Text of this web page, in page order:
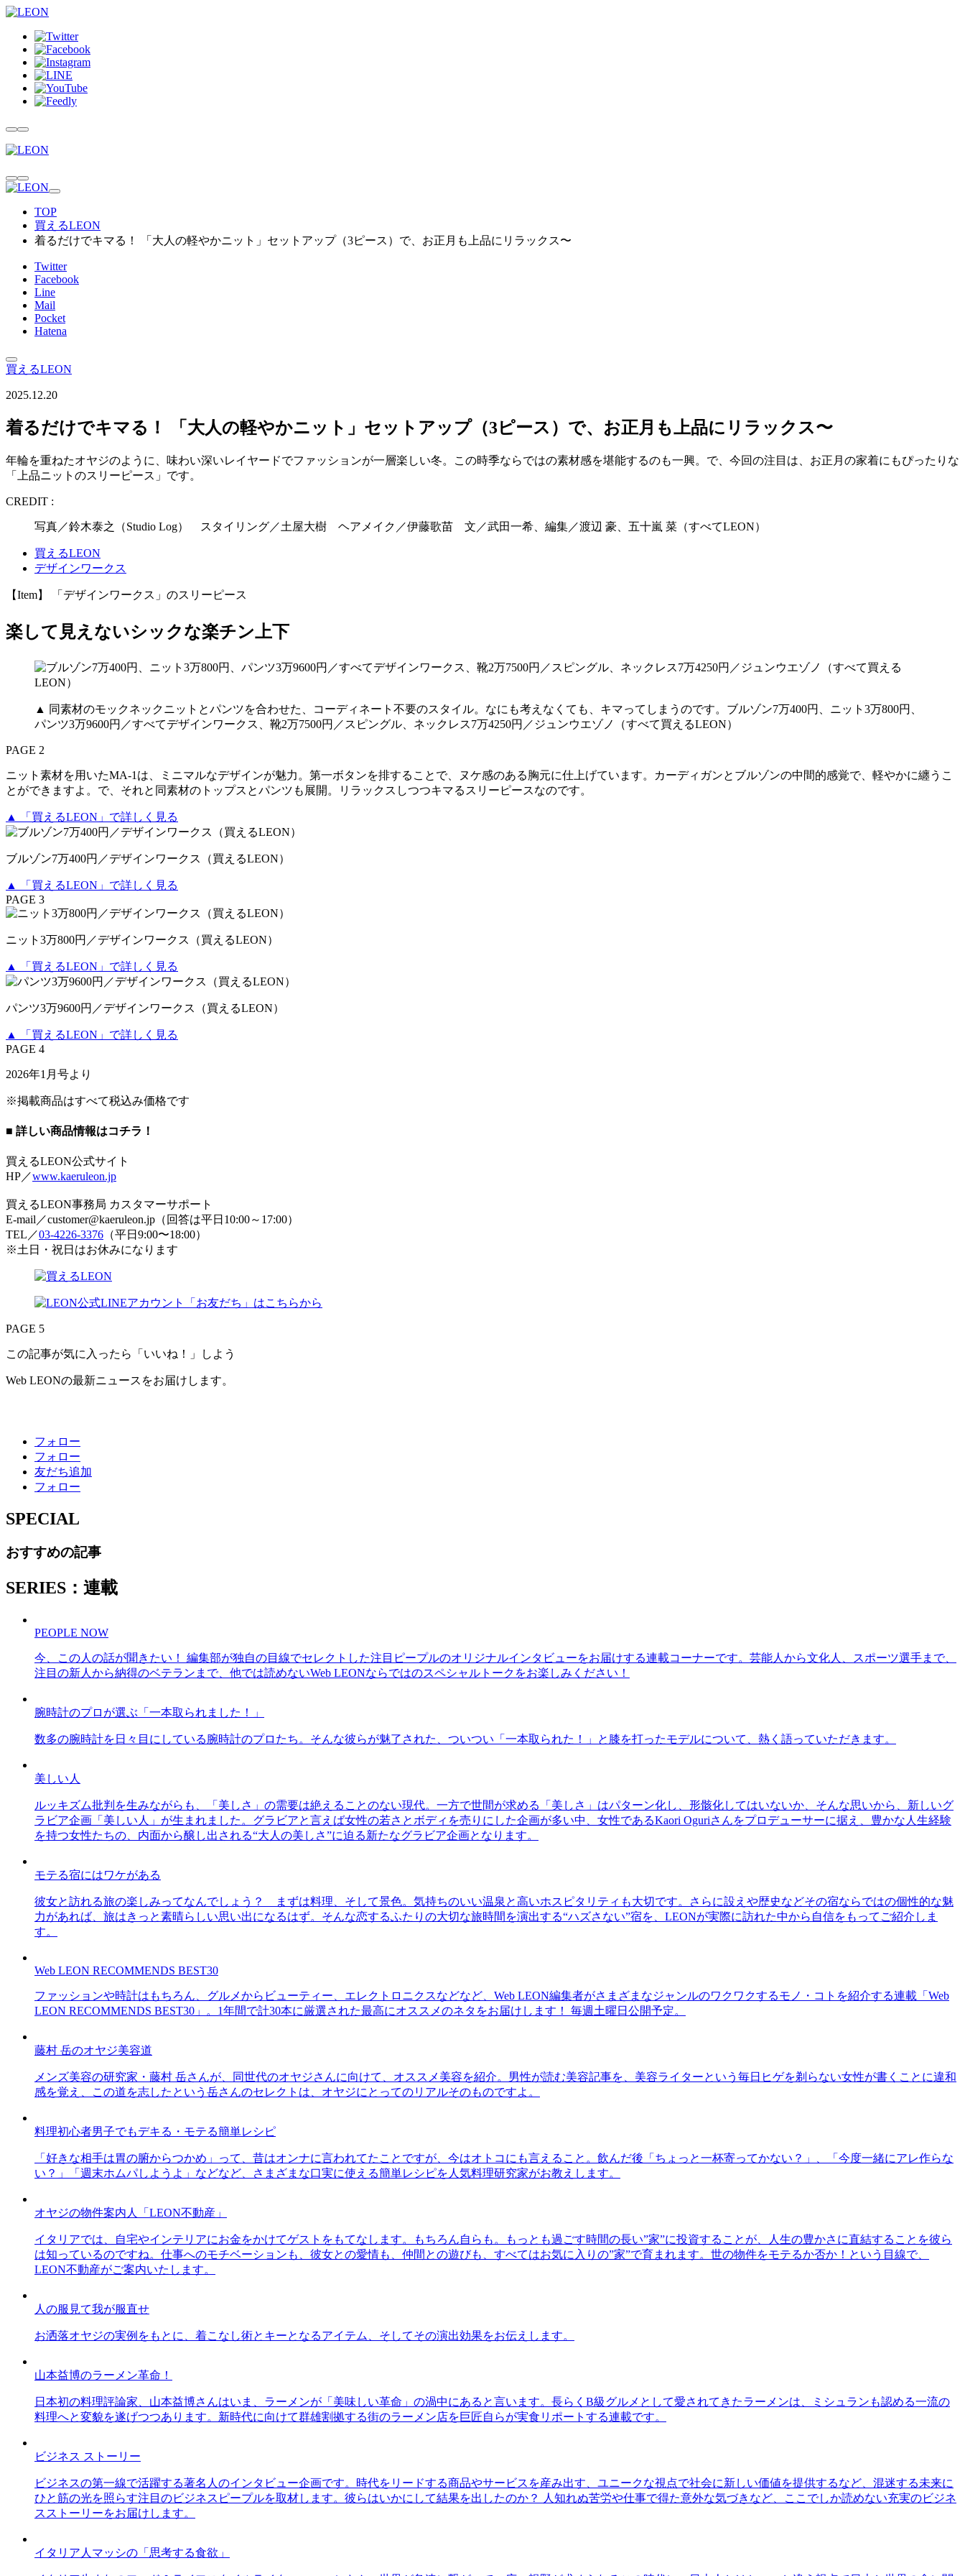
TOP
買えるLEON
着るだけでキマる！ 「大人の軽やかニット」セットアップ（3ピース）で、お正月も上品にリラックス〜
Twitter
Facebook
Line
Mail
Pocket
Hatena
買えるLEON
2025.12.20
着るだけでキマる！ 「大人の軽やかニット」セットアップ（3ピース）で、お正月も上品にリラックス〜
年輪を重ねたオヤジのように、味わい深いレイヤードでファッションが一層楽しい冬。この時季ならではの素材感を堪能するのも一興。で、今回の注目は、お正月の家着にもぴったりな
「上品ニットのスリーピース」です。
CREDIT :
写真／鈴木泰之（Studio Log） スタイリング／土屋大樹 ヘアメイク／伊藤歌苗 文／武田一希、編集／渡辺 豪、五十嵐 菜（すべてLEON）
買えるLEON
デザインワークス
【Item】 「デザインワークス」のスリーピース
楽して見えないシックな楽チン上下
▲ 同素材のモックネックニットとパンツを合わせた、コーディネート不要のスタイル。なにも考えなくても、キマってしまうのです。ブルゾン7万400円、ニット3万800円、
パンツ3万9600円／すべてデザインワークス、靴2万7500円／スピングル、ネックレス7万4250円／ジュンウエゾノ（すべて買えるLEON）
PAGE 2
ニット素材を用いたMA-1は、ミニマルなデザインが魅力。第一ボタンを排することで、ヌケ感のある胸元に仕上げています。カーディガンとブルゾンの中間的感覚で、軽やかに纏うこ
とができますよ。で、それと同素材のトップスとパンツも展開。リラックスしつつキマるスリーピースなのです。
▲ 「買えるLEON」で詳しく見る
ブルゾン7万400円／デザインワークス（買えるLEON）
▲ 「買えるLEON」で詳しく見る
PAGE 3
ニット3万800円／デザインワークス（買えるLEON）
▲ 「買えるLEON」で詳しく見る
パンツ3万9600円／デザインワークス（買えるLEON）
▲ 「買えるLEON」で詳しく見る
PAGE 4
2026年1月号より
※掲載商品はすべて税込み価格です
■ 詳しい商品情報はコチラ！
買えるLEON公式サイト
HP／www.kaeruleon.jp
買えるLEON事務局 カスタマーサポート
E-mail／customer@kaeruleon.jp（回答は平日10:00～17:00）
TEL／03-4226-3376 （平日9:00〜18:00）
※土日・祝日はお休みになります
PAGE 5
この記事が気に入ったら「いいね！」しよう
Web LEONの最新ニュースをお届けします。
フォロー
フォロー
友だち追加
フォロー
SPECIAL
おすすめの記事
SERIES：連載
PEOPLE NOW
今、この人の話が聞きたい！ 編集部が独自の目線でセレクトした注目ピープルのオリジナルインタビューをお届けする連載コーナーです。芸能人から文化人、スポーツ選手まで、
注目の新人から納得のベテランまで、他では読めないWeb LEONならではのスペシャルトークをお楽しみください！
腕時計のプロが選ぶ「一本取られました！」
数多の腕時計を日々目にしている腕時計のプロたち。そんな彼らが魅了された、ついつい「一本取られた！」と膝を打ったモデルについて、熱く語っていただきます。
美しい人
ルッキズム批判を生みながらも、「美しさ」の需要は絶えることのない現代。一方で世間が求める「美しさ」はパターン化し、形骸化してはいないか、そんな思いから、新しいグ
ラビア企画「美しい人」が生まれました。グラビアと言えば女性の若さとボディを売りにした企画が多い中、女性であるKaori Oguriさんをプロデューサーに据え、豊かな人生経験
を持つ女性たちの、内面から醸し出される“大人の美しさ”に迫る新たなグラビア企画となります。
モテる宿にはワケがある
彼女と訪れる旅の楽しみってなんでしょう？ まずは料理、そして景色。気持ちのいい温泉と高いホスピタリティも大切です。さらに設えや歴史などその宿ならではの個性的な魅
力があれば、旅はきっと素晴らしい思い出になるはず。そんな恋するふたりの大切な旅時間を演出する“ハズさない”宿を、LEONが実際に訪れた中から自信をもってご紹介しま
す。
Web LEON RECOMMENDS BEST30
ファッションや時計はもちろん、グルメからビューティー、エレクトロニクスなどなど、Web LEON編集者がさまざまなジャンルのワクワクするモノ・コトを紹介する連載「Web
LEON RECOMMENDS BEST30」。1年間で計30本に厳選された最高にオススメのネタをお届けします！ 毎週土曜日公開予定。
藤村 岳のオヤジ美容道
メンズ美容の研究家・藤村 岳さんが、同世代のオヤジさんに向けて、オススメ美容を紹介。男性が読む美容記事を、美容ライターという毎日ヒゲを剃らない女性が書くことに違和
感を覚え、この道を志したという岳さんのセレクトは、オヤジにとってのリアルそのものですよ。
料理初心者男子でもデキる・モテる簡単レシピ
「好きな相手は胃の腑からつかめ」って、昔はオンナに言われてたことですが、今はオトコにも言えること。飲んだ後「ちょっと一杯寄ってかない？」、「今度一緒にアレ作らな
い？」「週末ホムパしようよ」などなど、さまざまな口実に使える簡単レシピを人気料理研究家がお教えします。
オヤジの物件案内人「LEON不動産」
イタリアでは、自宅やインテリアにお金をかけてゲストをもてなします。もちろん自らも。もっとも過ごす時間の長い”家”に投資することが、人生の豊かさに直結することを彼ら
は知っているのですね。仕事へのモチベーションも、彼女との愛情も、仲間との遊びも、すべてはお気に入りの”家”で育まれます。世の物件をモテるか否か！という目線で、
LEON不動産がご案内いたします。
人の服見て我が服直せ
お洒落オヤジの実例をもとに、着こなし術とキーとなるアイテム、そしてその演出効果をお伝えします。
山本益博のラーメン革命！
日本初の料理評論家、山本益博さんはいま、ラーメンが「美味しい革命」の渦中にあると言います。長らくB級グルメとして愛されてきたラーメンは、ミシュランも認める一流の
料理へと変貌を遂げつつあります。新時代に向けて群雄割拠する街のラーメン店を巨匠自らが実食リポートする連載です。
ビジネス ストーリー
ビジネスの第一線で活躍する著名人のインタビュー企画です。時代をリードする商品やサービスを産み出す、ユニークな視点で社会に新しい価値を提供するなど、混迷する未来に
ひと筋の光を照らす注目のビジネスピープルを取材します。彼らはいかにして結果を出したのか？ 人知れぬ苦労や仕事で得た意外な気づきなど、ここでしか読めない充実のビジネ
スストーリーをお届けします。
イタリア人マッシの「思考する食欲」